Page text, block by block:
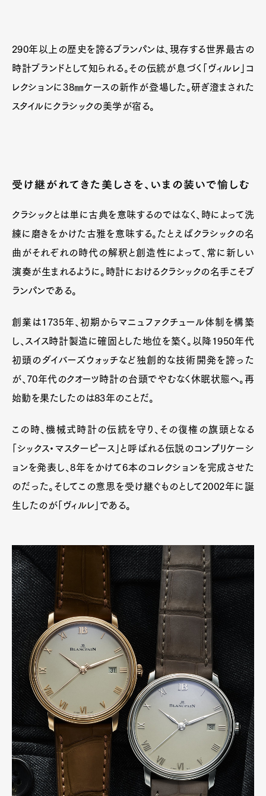
290年以上の歴史を誇るブランパンは、現存する世界最古の
時計ブランドとして知られる。その伝統が息づく「ヴィルレ」コ
レクションに38㎜ケースの新作が登場した。研ぎ澄まされた
スタイルにクラシックの美学が宿る。
受け継がれてきた美しさを、いまの装いで愉しむ
クラシックとは単に古典を意味するのではなく、時によって洗
練に磨きをかけた古雅を意味する。たとえばクラシックの名
曲がそれぞれの時代の解釈と創造性によって、常に新しい
演奏が生まれるように。時計におけるクラシックの名手こそブ
ランパンである。
創業は1735年、初期からマニュファクチュール体制を構築
し、スイス時計製造に確固とした地位を築く。以降1950年代
初頭のダイバーズウォッチなど独創的な技術開発を誇った
が、70年代のクオーツ時計の台頭でやむなく休眠状態へ。再
始動を果たしたのは83年のことだ。
この時、機械式時計の伝統を守り、その復権の旗頭となる
「シックス・マスターピース」と呼ばれる伝説のコンプリケーシ
ョンを発表し、8年をかけて6本のコレクションを完成させた
のだった。そしてこの意思を受け継ぐものとして2002年に誕
生したのが「ヴィルレ」である。